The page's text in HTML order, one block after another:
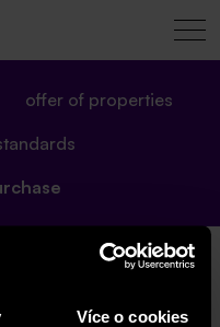
Více o cookies
offer of properties